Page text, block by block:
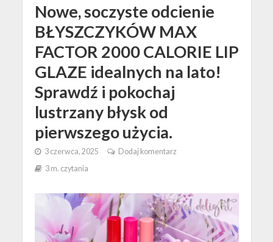
Nowe, soczyste odcienie
BŁYSZCZYKÓW MAX
FACTOR 2000 CALORIE LIP
GLAZE idealnych na lato!
Sprawdź i pokochaj
lustrzany błysk od
pierwszego użycia.
3 czerwca, 2025
Dodaj komentarz
3 m. czytania